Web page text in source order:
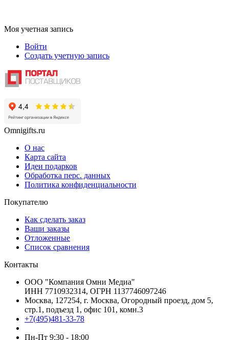
Моя учетная запись
Войти
Создать учетную запись
Omnigifts.ru
О нас
Карта сайта
Идеи подарков
Обработка перс. данных
Политика конфиденциальности
Покупателю
Как сделать заказ
Ваши заказы
Отложенные
Список сравнения
Контакты
ООО "Компания Омни Медиа"
ИНН 7710932314, ОГРН 1137746097246
Москва, 127254, г. Москва, Огородный проезд, дом 5,
стр.1, подъезд 1, офис 101, комн.3
+7(495)481-33-78
Пн-Пт 9:30 - 18:00